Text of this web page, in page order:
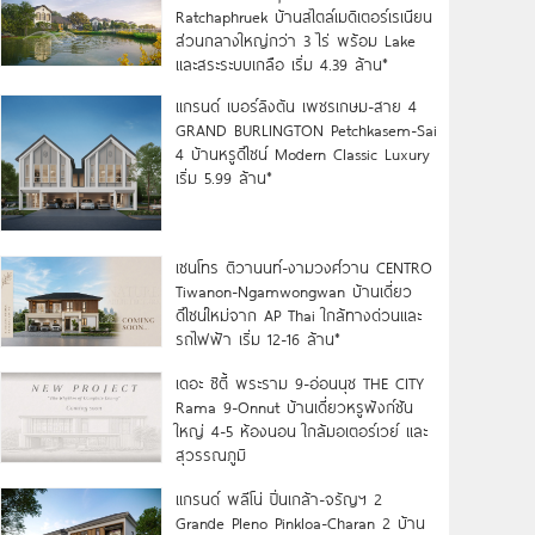
Ratchaphruek บ้านสไตล์เมดิเตอร์เรเนียน
ส่วนกลางใหญ่กว่า 3 ไร่ พร้อม Lake
และสระระบบเกลือ เริ่ม 4.39 ล้าน*
แกรนด์ เบอร์ลิงตัน เพชรเกษม-สาย 4
GRAND BURLINGTON Petchkasem-Sai
4 บ้านหรูดีไซน์ Modern Classic Luxury
เริ่ม 5.99 ล้าน*
เซนโทร ติวานนท์-งามวงศ์วาน CENTRO
Tiwanon-Ngamwongwan บ้านเดี่ยว
ดีไซน์ใหม่จาก AP Thai ใกล้ทางด่วนและ
รถไฟฟ้า เริ่ม 12-16 ล้าน*
เดอะ ซิตี้ พระราม 9-อ่อนนุช THE CITY
Rama 9-Onnut บ้านเดี่ยวหรูฟังก์ชัน
ใหญ่ 4-5 ห้องนอน ใกล้มอเตอร์เวย์ และ
สุวรรณภูมิ
แกรนด์ พลีโน่ ปิ่นเกล้า-จรัญฯ 2
Grande Pleno Pinkloa-Charan 2 บ้าน